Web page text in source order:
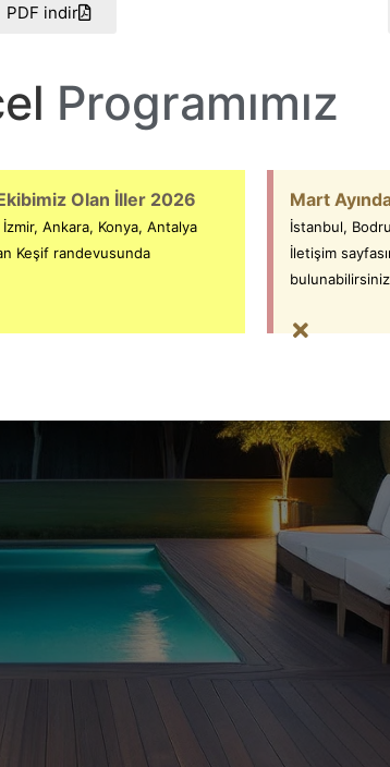
PDF indir
Programımız
Olan İller 2026
Ankara, Konya, Antalya
Keşif randevusunda
Mart
İstanbul,
İletişim